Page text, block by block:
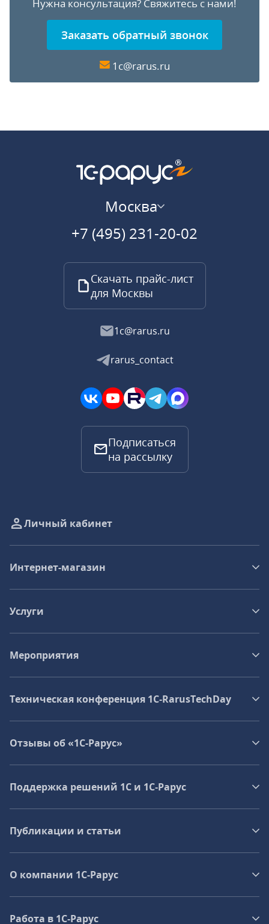
Нужна консультация? Свяжитесь с нами!
Заказать обратный звонок
1c@rarus.ru
Москва
+7 (495) 231-20-02
Скачать прайс-лист
для Москвы
1c@rarus.ru
rarus_contact
Подписаться
на рассылку
Личный кабинет
Интернет-магазин
Услуги
Мероприятия
Техническая конференция 1C‑RarusTechDay
Отзывы об «1С-Рарус»
Поддержка решений 1С и 1С‑Рарус
Публикации и статьи
О компании 1C-Рарус
Работа в 1С‑Рарус